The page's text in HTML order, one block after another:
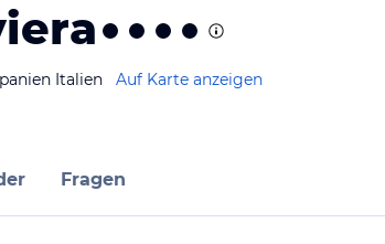
Italien Auf Karte anzeigen
Fragen